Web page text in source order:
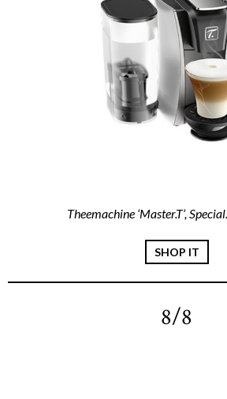
Theemachine ‘Master.T’,
SHOP IT
8/8